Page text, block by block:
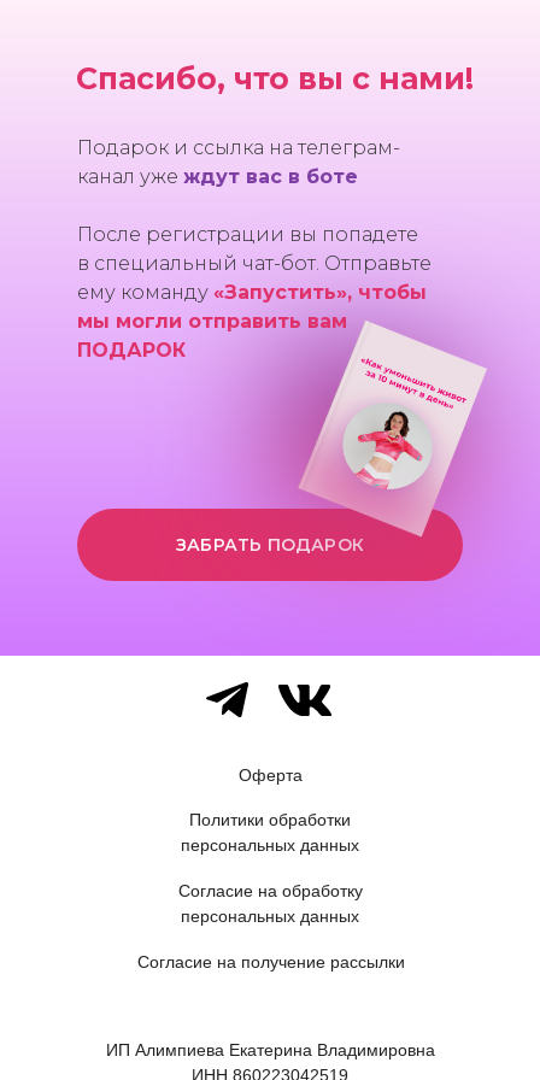
ЗАБРАТЬ ПОДАРОК
Спасибо, что вы с нами!
Подарок и ссылка на телеграм-
канал уже ждут вас в боте
После регистрации вы попадете
в специальный чат-бот. Отправьте
ему команду «Запустить», чтобы
мы могли отправить вам
ПОДАРОК
Политики обработки
персональных данных
Согласие на обработку
персональных данных
Согласие на получение рассылки
ИП Алимпиева Екатерина Владимировна
ИНН 860223042519
Оферта